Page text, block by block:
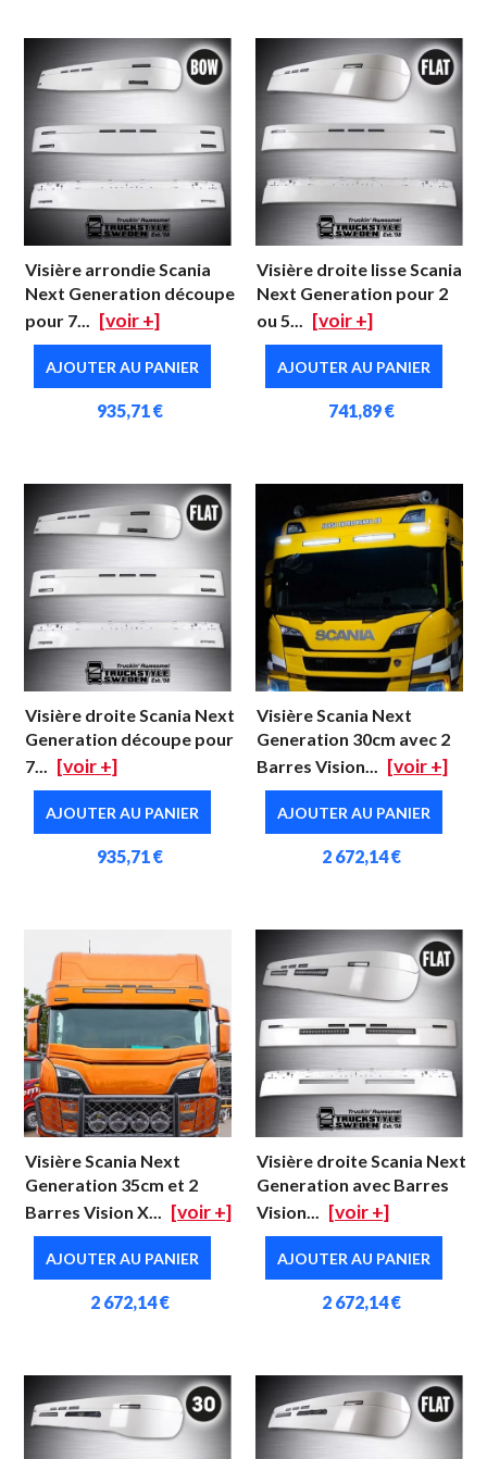
Visière arrondie Scania
Next Generation découpe
pour 7... [voir +]
AJOUTER AU PANIER
935,71 €
Visière droite lisse Scania
Next Generation pour 2
ou 5... [voir +]
AJOUTER AU PANIER
741,89 €
Visière droite Scania Next
Generation découpe pour
7... [voir +]
AJOUTER AU PANIER
935,71 €
Visière Scania Next
Generation 30cm avec 2
Barres Vision... [voir +]
AJOUTER AU PANIER
2 672,14 €
Visière Scania Next
Generation 35cm et 2
Barres Vision X... [voir +]
AJOUTER AU PANIER
2 672,14 €
Visière droite Scania Next
Generation avec Barres
Vision... [voir +]
AJOUTER AU PANIER
2 672,14 €